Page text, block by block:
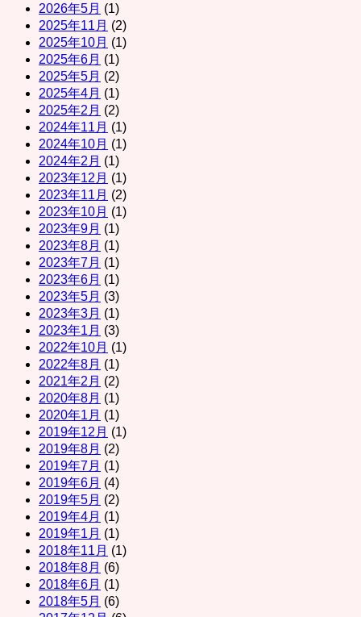
2026年5月 (1)
2025年11月 (2)
2025年10月 (1)
2025年6月 (1)
2025年5月 (2)
2025年4月 (1)
2025年2月 (2)
2024年11月 (1)
2024年10月 (1)
2024年2月 (1)
2023年12月 (1)
2023年11月 (2)
2023年10月 (1)
2023年9月 (1)
2023年8月 (1)
2023年7月 (1)
2023年6月 (1)
2023年5月 (3)
2023年3月 (1)
2023年1月 (3)
2022年10月 (1)
2022年8月 (1)
2021年2月 (2)
2020年8月 (1)
2020年1月 (1)
2019年12月 (1)
2019年8月 (2)
2019年7月 (1)
2019年6月 (4)
2019年5月 (2)
2019年4月 (1)
2019年1月 (1)
2018年11月 (1)
2018年8月 (6)
2018年6月 (1)
2018年5月 (6)